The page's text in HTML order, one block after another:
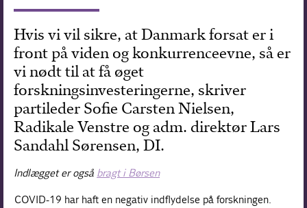
Hvis vi vil sikre, at Danmark forsat er i
front på viden og konkurrenceevne, så er
vi nødt til at få øget
forskningsinvesteringerne, skriver
partileder Sofie Carsten Nielsen,
Radikale Venstre og adm. direktør Lars
Sandahl Sørensen, DI.
Indlægget er også bragt i Børsen
COVID-19 har haft en negativ indflydelse på forskningen.